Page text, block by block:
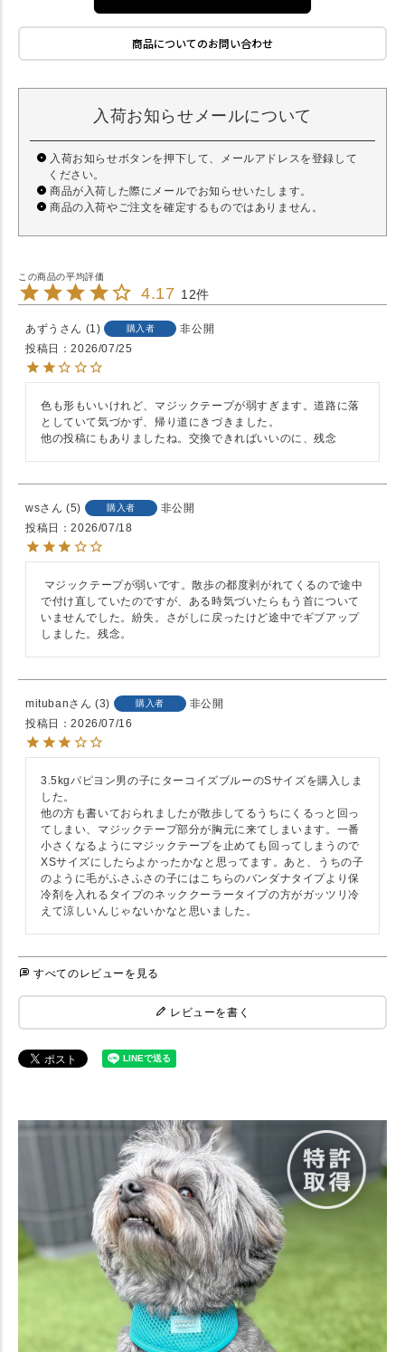
商品についてのお問い合わせ
入荷お知らせメールについて
入荷お知らせボタンを押下して、メールアドレスを登録して
ください。
商品が入荷した際にメールでお知らせいたします。
商品の入荷やご注文を確定するものではありません。
4.17 12
あずう 1 購入者
非公開
投稿日
2026/07/25
色も形もいいけれど、マジックテープが弱すぎます。道路に落
としていて気づかず、帰り道にきづきました。
他の投稿にもありましたね。交換できればいいのに、残念
ws 5 購入者
非公開
投稿日
2026/07/18
で付け直していたのですが、ある時気づいたらもう首について
いませんでした。紛失。さがしに戻ったけど途中でギブアップ
しました。残念。
mituban 3 購入者
非公開
投稿日
2026/07/16
3.5kgパピヨン男の子にターコイズブルーのSサイズを購入しま
した。
他の方も書いておられましたが散歩してるうちにくるっと回っ
てしまい、マジックテープ部分が胸元に来てしまいます。一番
小さくなるようにマジックテープを止めても回ってしまうので
XSサイズにしたらよかったかなと思ってます。あと、うちの子
のように毛がふさふさの子にはこちらのバンダナタイプより保
冷剤を入れるタイプのネッククーラータイプの方がガッツリ冷
えて涼しいんじゃないかなと思いました。
すべてのレビューを見る
レビューを書く